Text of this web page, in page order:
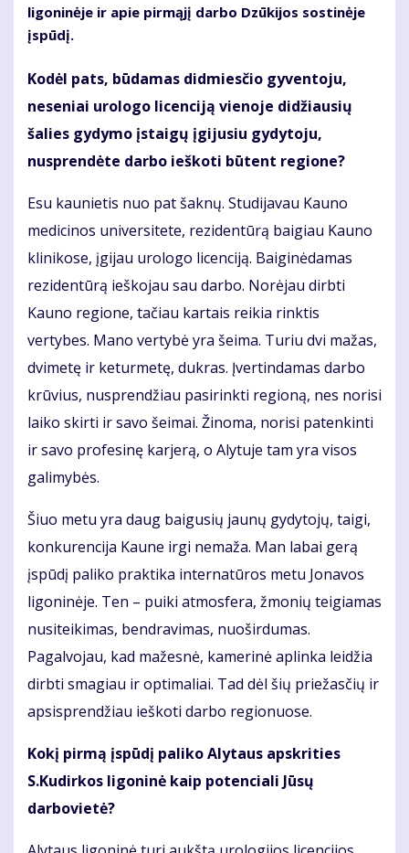
ligoninėje ir apie pirmąjį darbo Dzūkijos sostinėje
įspūdį.
Kodėl pats, būdamas didmiesčio gyventoju,
neseniai urologo licenciją vienoje didžiausių
šalies gydymo įstaigų įgijusiu gydytoju,
nusprendėte darbo ieškoti būtent regione?
Esu kaunietis nuo pat šaknų. Studijavau Kauno
medicinos universitete, rezidentūrą baigiau Kauno
klinikose, įgijau urologo licenciją. Baiginėdamas
rezidentūrą ieškojau sau darbo. Norėjau dirbti
Kauno regione, tačiau kartais reikia rinktis
vertybes. Mano vertybė yra šeima. Turiu dvi mažas,
dvimetę ir keturmetę, dukras. Įvertindamas darbo
krūvius, nusprendžiau pasirinkti regioną, nes norisi
laiko skirti ir savo šeimai. Žinoma, norisi patenkinti
ir savo profesinę karjerą, o Alytuje tam yra visos
galimybės.
Šiuo metu yra daug baigusių jaunų gydytojų, taigi,
konkurencija Kaune irgi nemaža. Man labai gerą
įspūdį paliko praktika internatūros metu Jonavos
ligoninėje. Ten – puiki atmosfera, žmonių teigiamas
nusiteikimas, bendravimas, nuoširdumas.
Pagalvojau, kad mažesnė, kamerinė aplinka leidžia
dirbti smagiau ir optimaliai. Tad dėl šių priežasčių ir
apsisprendžiau ieškoti darbo regionuose.
Kokį pirmą įspūdį paliko Alytaus apskrities
S.Kudirkos ligoninė kaip potenciali Jūsų
darbovietė?